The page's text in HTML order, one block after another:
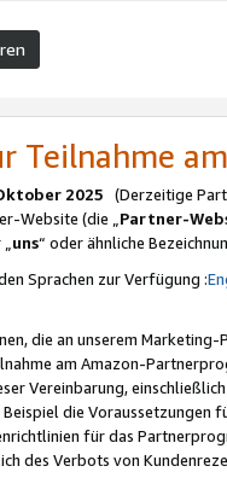
Teilnahme
2025 (Derzeitige
Website (die „Partner-
uns“ oder ähnliche
Sprachen zur Verfügung :
die an unserem
am Amazon-
Vereinbarung,
die
für das
des Verbots von